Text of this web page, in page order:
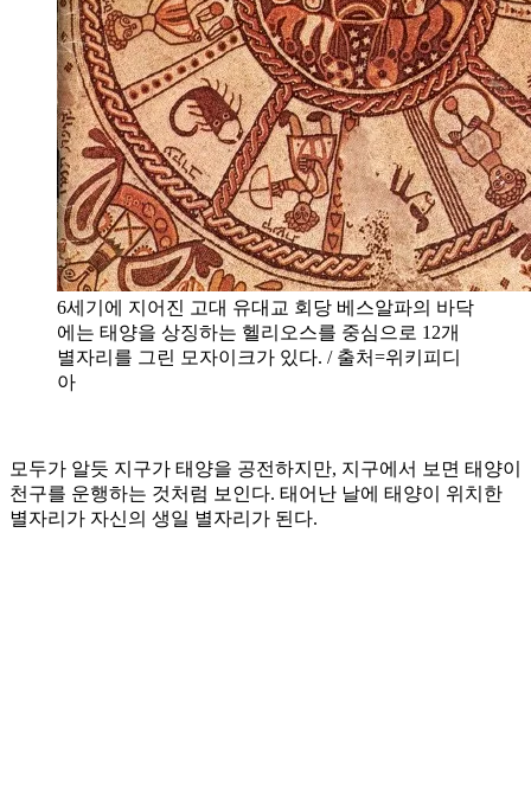
6세기에 지어진 고대 유대교 회당 베스알파의 바닥
에는 태양을 상징하는 헬리오스를 중심으로 12개
별자리를 그린 모자이크가 있다. / 출처=위키피디
아
모두가 알듯 지구가 태양을 공전하지만, 지구에서 보면 태양이
천구를 운행하는 것처럼 보인다. 태어난 날에 태양이 위치한
별자리가 자신의 생일 별자리가 된다.